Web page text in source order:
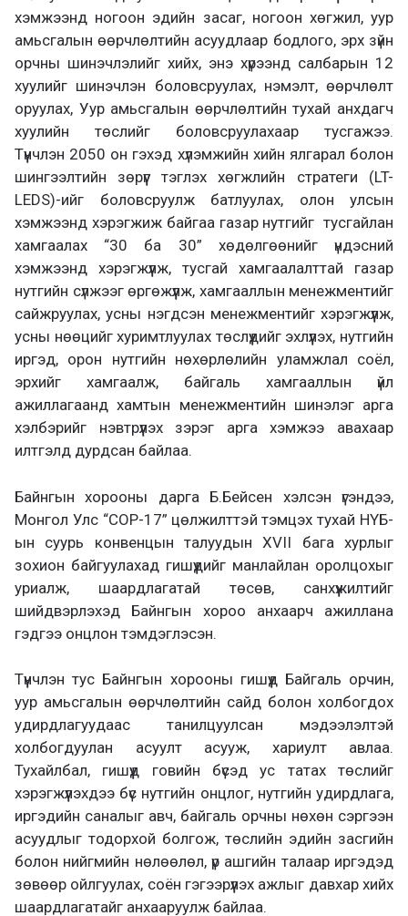
хэмжээнд ногоон эдийн засаг, ногоон хөгжил, уур
амьсгалын өөрчлөлтийн асуудлаар бодлого, эрх зүйн
орчны шинэчлэлийг хийх, энэ хүрээнд салбарын 12
хуулийг шинэчлэн боловсруулах, нэмэлт, өөрчлөлт
оруулах, Уур амьсгалын өөрчлөлтийн тухай анхдагч
хуулийн төслийг боловсруулахаар тусгажээ.
Түүнчлэн 2050 он гэхэд хүлэмжийн хийн ялгарал болон
шингээлтийн зөрүүг тэглэх хөгжлийн стратеги (LT-
LEDS)-ийг боловсруулж батлуулах, олон улсын
хэмжээнд хэрэгжиж байгаа газар нутгийг тусгайлан
хамгаалах “30 ба 30” хөдөлгөөнийг үндэсний
хэмжээнд хэрэгжүүлж, тусгай хамгаалалттай газар
нутгийн сүлжээг өргөжүүлж, хамгааллын менежментийг
сайжруулах, усны нэгдсэн менежментийг хэрэгжүүлж,
усны нөөцийг хуримтлуулах төслүүдийг эхлүүлэх, нутгийн
иргэд, орон нутгийн нөхөрлөлийн уламжлал соёл,
эрхийг хамгаалж, байгаль хамгааллын үйл
ажиллагаанд хамтын менежментийн шинэлэг арга
хэлбэрийг нэвтрүүлэх зэрэг арга хэмжээ авахаар
илтгэлд дурдсан байлаа.
Байнгын хорооны дарга Б.Бейсен хэлсэн үгэндээ,
Монгол Улс “COP-17” цөлжилттэй тэмцэх тухай НҮБ-
ын суурь конвенцын талуудын XVII бага хурлыг
зохион байгуулахад гишүүдийг манлайлан оролцохыг
уриалж, шаардлагатай төсөв, санхүүжилтийг
шийдвэрлэхэд Байнгын хороо анхаарч ажиллана
гэдгээ онцлон тэмдэглэсэн.
Түүнчлэн тус Байнгын хорооны гишүүд Байгаль орчин,
уур амьсгалын өөрчлөлтийн сайд болон холбогдох
удирдлагуудаас танилцуулсан мэдээлэлтэй
холбогдуулан асуулт асууж, хариулт авлаа.
Тухайлбал, гишүүд говийн бүсэд ус татах төслийг
хэрэгжүүлэхдээ бүс нутгийн онцлог, нутгийн удирдлага,
иргэдийн саналыг авч, байгаль орчны нөхөн сэргээн
асуудлыг тодорхой болгож, төслийн эдийн засгийн
болон нийгмийн нөлөөлөл, үр ашгийн талаар иргэдэд
зөвөөр ойлгуулах, соён гэгээрүүлэх ажлыг давхар хийх
шаардлагатайг анхааруулж байлаа.